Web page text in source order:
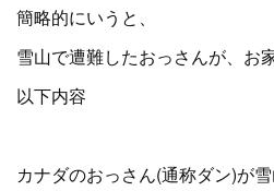
簡略的にいうと、
雪山で遭難したおっさんが、お
以下内容
カナダのおっさん(通称ダン)が